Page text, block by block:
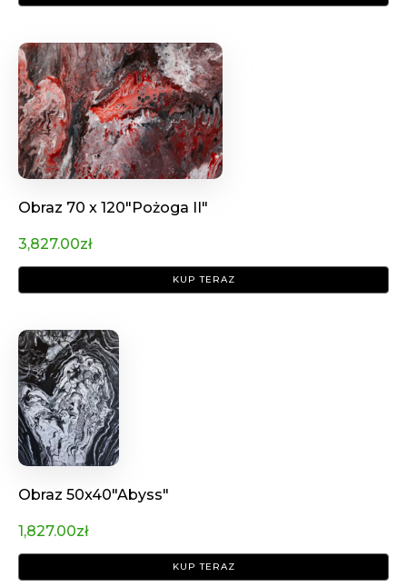
Obraz 70 x 120"Pożoga II"
3,827.00zł
KUP TERAZ
Obraz 50x40"Abyss"
1,827.00zł
KUP TERAZ